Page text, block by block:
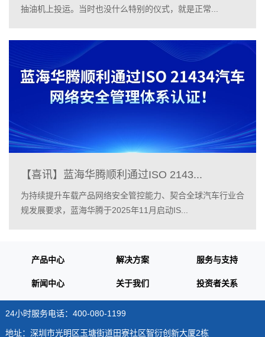
抽油机上投运。当时也没什么特别的仪式，就是正常...
【喜讯】蓝海华腾顺利通过ISO 2143...
为持续提升车载产品网络安全管控能力、契合全球汽车行业合
规发展要求，蓝海华腾于2025年11月启动IS...
产品中心 解决方案 服务与支持
新闻中心 关于我们 投资者关系
24小时服务电话：400-080-1199
地址：深圳市光明区玉塘街道田寮社区智衍创新大厦2栋